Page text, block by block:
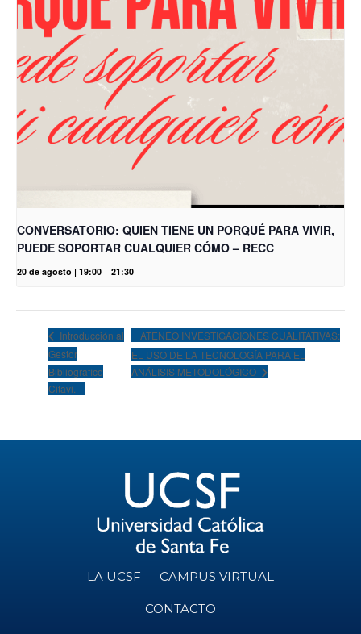
CONVERSATORIO: QUIEN TIENE UN PORQUÉ PARA VIVIR,
PUEDE SOPORTAR CUALQUIER CÓMO – RECC
20 de agosto | 19:00 - 21:30
Introducción al
Gestor
Bibliografico
Citavi.
ATENEO INVESTIGACIONES CUALITATIVAS:
EL USO DE LA TECNOLOGÍA PARA EL
ANÁLISIS METODOLÓGICO
LA UCSF CAMPUS VIRTUAL
CONTACTO